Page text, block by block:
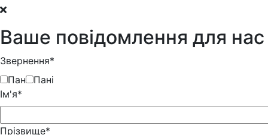
Ваше повідомлення для нас
Звернення*
Пан
Пані
Iм'я*
Прізвище*